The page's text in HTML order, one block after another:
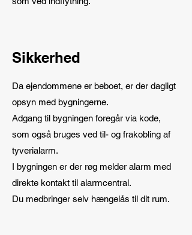
Sikkerhed
Da ejendommene er beboet, er der dagligt
opsyn med bygningerne.
Adgang til bygningen foregår via kode,
som også bruges ved til- og frakobling af
tyverialarm.
I bygningen er der røg melder alarm med
direkte kontakt til alarmcentral.
Du medbringer selv hængelås til dit rum.